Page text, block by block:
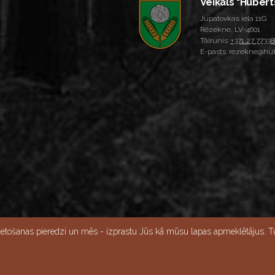
Veikals
Jupatovkas iela 11G
Rēzekne, LV-4601
Tālrunis: +371 27
E-pasts:
Skatīt lielāku karti
Svētdien - slēgts
pieredzi un mēs - izprastu Jūs kā mūsu lapas apmeklētājus.